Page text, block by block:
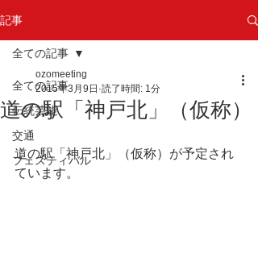
記事
全ての記事
伝統芸能
交通
フェスティバル
全ての記事
道の駅「神戸北」（仮称）
ozomeeting
2015年3月9日 読了時間: 1分
道の駅「神戸北」（仮称）が予定され
ています。